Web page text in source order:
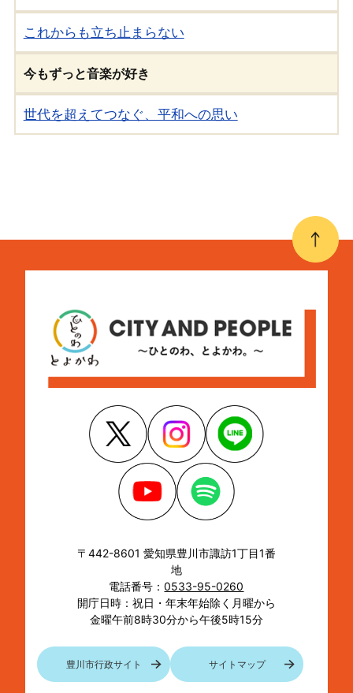
これからも立ち止まらない
今もずっと音楽が好き
世代を超えてつなぐ、平和への思い
〒442-8601 愛知県豊川市諏訪1丁目1番
地
電話番号：0533-95-0260
開庁日時：祝日・年末年始除く月曜から
金曜午前8時30分から午後5時15分
豊川市行政サイト サイトマップ